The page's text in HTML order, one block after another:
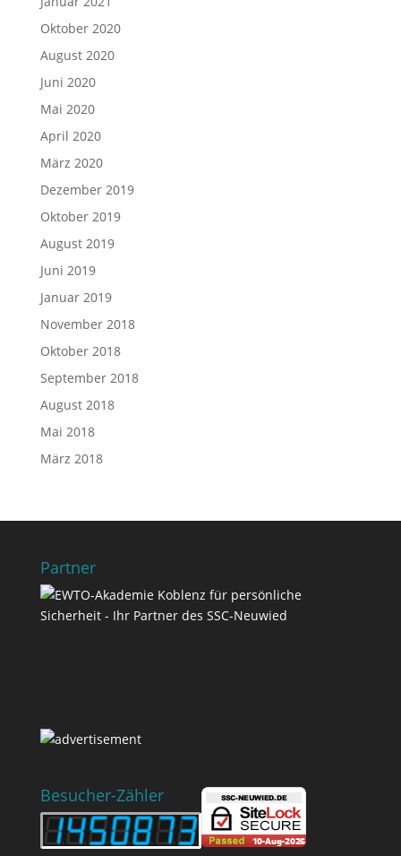
Oktober 2020
August 2020
Juni 2020
Mai 2020
April 2020
März 2020
Dezember 2019
Oktober 2019
August 2019
Juni 2019
Januar 2019
November 2018
Oktober 2018
September 2018
August 2018
Mai 2018
März 2018
Partner
Besucher-Zähler